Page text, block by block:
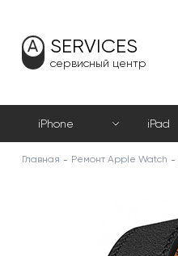
SERVICES
сервисный центр
iPhone iPad
Главная Ремонт Apple Watch